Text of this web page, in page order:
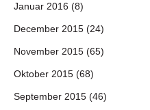
Januar 2016 (8)
December 2015 (24)
November 2015 (65)
Oktober 2015 (68)
September 2015 (46)